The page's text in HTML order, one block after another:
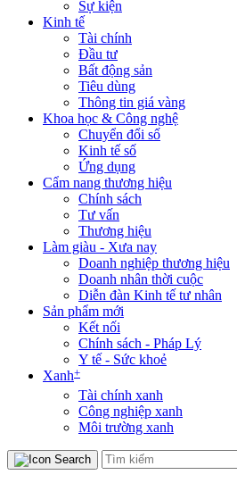
Sự kiện
Kinh tế
Tài chính
Đầu tư
Bất động sản
Tiêu dùng
Thông tin giá vàng
Khoa học & Công nghệ
Chuyển đổi số
Kinh tế số
Ứng dụng
Cẩm nang thương hiệu
Chính sách
Tư vấn
Thương hiệu
Làm giàu - Xưa nay
Doanh nghiệp thương hiệu
Doanh nhân thời cuộc
Diễn đàn Kinh tế tư nhân
Sản phẩm mới
Kết nối
Chính sách - Pháp Lý
Y tế - Sức khoẻ
Xanh+
Tài chính xanh
Công nghiệp xanh
Môi trường xanh